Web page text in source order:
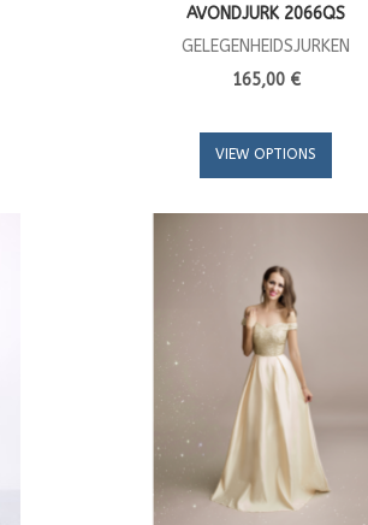
AVONDJURK 2066QS
GELEGENHEIDSJURKEN
165,00 €
VIEW OPTIONS